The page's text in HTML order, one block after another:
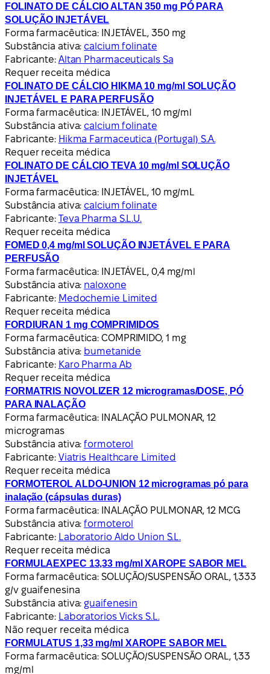
FOLINATO DE CÁLCIO ALTAN 350 mg PÓ PARA
SOLUÇÃO INJETÁVEL
Forma farmacêutica: INJETÁVEL, 350 mg
Substância ativa: calcium folinate
Fabricante: Altan Pharmaceuticals Sa
Requer receita médica
FOLINATO DE CÁLCIO HIKMA 10 mg/ml SOLUÇÃO
INJETÁVEL E PARA PERFUSÃO
Forma farmacêutica: INJETÁVEL, 10 mg/ml
Substância ativa: calcium folinate
Fabricante: Hikma Farmaceutica (Portugal) S.A.
Requer receita médica
FOLINATO DE CÁLCIO TEVA 10 mg/ml SOLUÇÃO
INJETÁVEL
Forma farmacêutica: INJETÁVEL, 10 mg/mL
Substância ativa: calcium folinate
Fabricante: Teva Pharma S.L.U.
Requer receita médica
FOMED 0,4 mg/ml SOLUÇÃO INJETÁVEL E PARA
PERFUSÃO
Forma farmacêutica: INJETÁVEL, 0,4 mg/ml
Substância ativa: naloxone
Fabricante: Medochemie Limited
Requer receita médica
FORDIURAN 1 mg COMPRIMIDOS
Forma farmacêutica: COMPRIMIDO, 1 mg
Substância ativa: bumetanide
Fabricante: Karo Pharma Ab
Requer receita médica
FORMATRIS NOVOLIZER 12 microgramas/DOSE, PÓ
PARA INALAÇÃO
Forma farmacêutica: INALAÇÃO PULMONAR, 12
microgramas
Substância ativa:formoterol
Fabricante: Viatris Healthcare Limited
Requer receita médica
FORMOTEROL ALDO-UNION 12 microgramas pó para
inalação (cápsulas duras)
Forma farmacêutica: INALAÇÃO PULMONAR, 12 MCG
Substância ativa:formoterol
Fabricante: Laboratorio Aldo Union S.L.
Requer receita médica
FORMULAEXPEC 13,33 mg/ml XAROPE SABOR MEL
Forma farmacêutica: SOLUÇÃO/SUSPENSÃO ORAL, 1,333
g/v guaifenesina
Substância ativa: guaifenesin
Fabricante: Laboratorios Vicks S.L.
Não requer receita médica
FORMULATUS 1,33 mg/ml XAROPE SABOR MEL
Forma farmacêutica: SOLUÇÃO/SUSPENSÃO ORAL, 1,33
mg/ml